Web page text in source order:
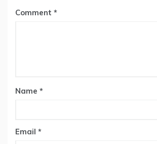
Comment
Name *
Email *